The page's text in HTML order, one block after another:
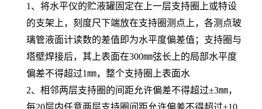
1、将水平仪的贮液罐固定在上一层支持圈上或特设
的支架上，刻度尺下端放在支持圈测点上，各测点玻
璃管液面计读数的差值即为水平度偏差值；支持圈与
塔壁焊接后，其上表面在300㎜弦长上的局部水平度
偏差不得超过1㎜，整个支持圈上表面水
2、相邻两层支持圈的间距允许偏差不得超过±3㎜，
每20层内任意两层支持圈间距允许偏差不得超过±10